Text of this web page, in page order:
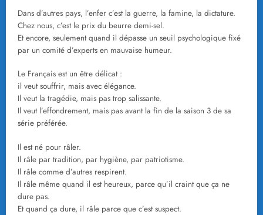
Dans d’autres pays, l’enfer c’est la guerre, la famine, la dictature.
Chez nous, c’est le prix du beurre demi-sel.
Et encore, seulement quand il dépasse un seuil psychologique fixé
par un comité d’experts en mauvaise humeur.
Le Français est un être délicat :
il veut souffrir, mais avec élégance.
Il veut la tragédie, mais pas trop salissante.
Il veut l’effondrement, mais pas avant la fin de la saison 3 de sa
série préférée.
Il est né pour râler.
Il râle par tradition, par hygiène, par patriotisme.
Il râle comme d’autres respirent.
Il râle même quand il est heureux, parce qu’il craint que ça ne
dure pas.
Et quand ça dure, il râle parce que c’est suspect.